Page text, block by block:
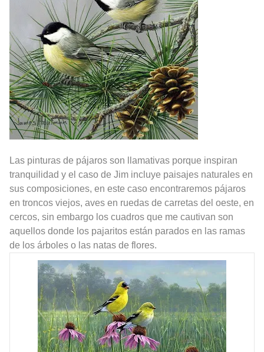
Las pinturas de pájaros son llamativas porque inspiran
tranquilidad y el caso de Jim incluye paisajes naturales en
sus composiciones, en este caso encontraremos pájaros
en troncos viejos, aves en ruedas de carretas del oeste, en
cercos, sin embargo los cuadros que me cautivan son
aquellos donde los pajaritos están parados en las ramas
de los árboles o las natas de flores.